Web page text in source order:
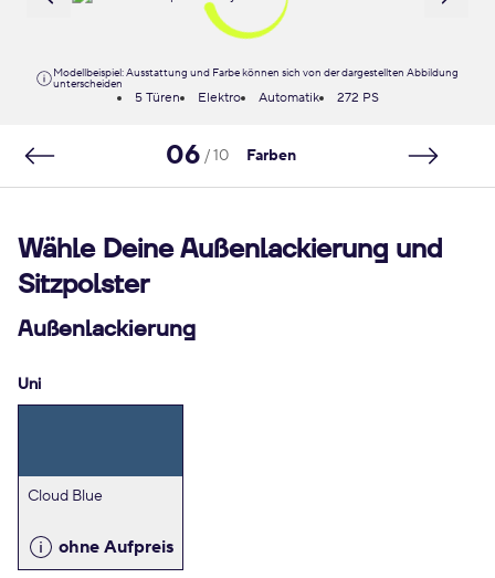
Modellbeispiel: Ausstattung und Farbe können sich von der dargestellten Abbildung
unterscheiden
5 Türen Elektro Automatik 272 PS
06 / 10 Farben
Wähle Deine Außenlackierung und
Sitzpolster
Außenlackierung
Uni
Cloud Blue
ohne Aufpreis